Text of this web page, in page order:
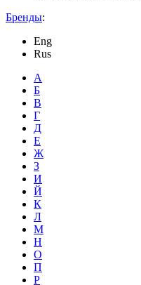
Бренды:
Eng
Rus
А
Б
В
Г
Д
Е
Ж
З
И
Й
К
Л
М
Н
О
П
Р